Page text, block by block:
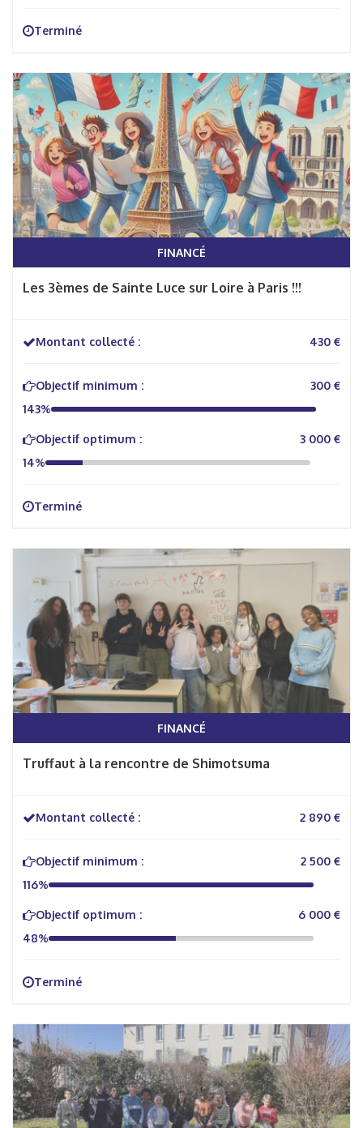
Terminé
FINANCÉ
Les 3èmes de Sainte Luce sur Loire à Paris !!!
Montant collecté : 430 €
Objectif minimum :
300 €
143%
Objectif optimum :
3 000 €
14%
Terminé
FINANCÉ
Truffaut à la rencontre de Shimotsuma
Montant collecté : 2 890 €
Objectif minimum :
2 500 €
116%
Objectif optimum :
6 000 €
48%
Terminé